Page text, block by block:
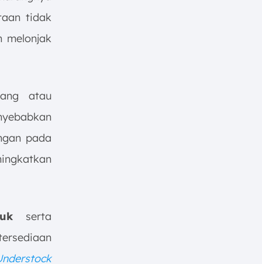
tidak
melonjak
atau
pada
serta